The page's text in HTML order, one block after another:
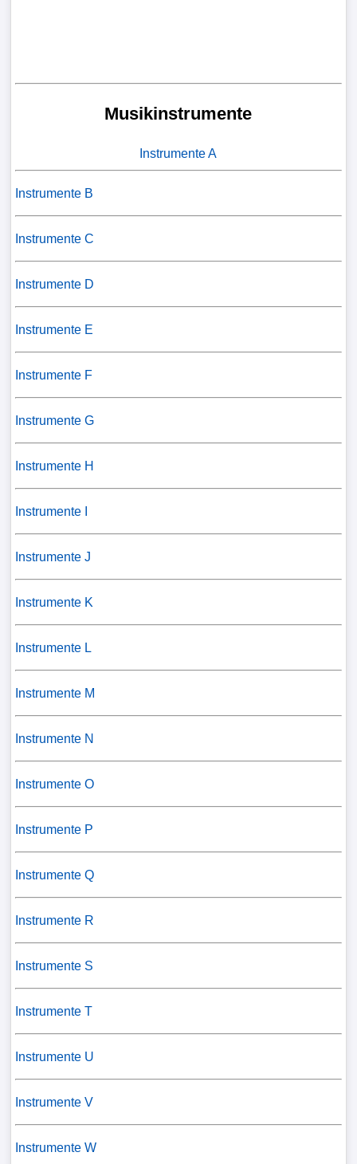
Musikinstrumente
Instrumente A
Instrumente B
Instrumente C
Instrumente D
Instrumente E
Instrumente F
Instrumente G
Instrumente H
Instrumente I
Instrumente J
Instrumente K
Instrumente L
Instrumente M
Instrumente N
Instrumente O
Instrumente P
Instrumente Q
Instrumente R
Instrumente S
Instrumente T
Instrumente U
Instrumente V
Instrumente W